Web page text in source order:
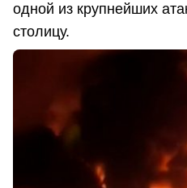
одной из крупнейших
столицу.